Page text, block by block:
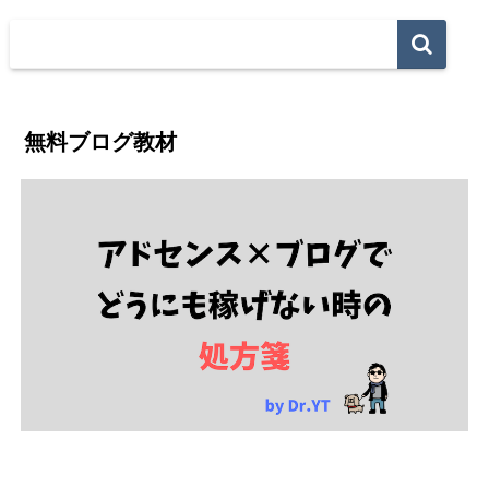
無料ブログ教材